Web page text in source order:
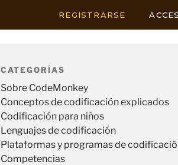
REGISTRARSE
CATEGORÍAS
Sobre CodeMonkey
Conceptos de codificación explicados
Codificación para niños
Lenguajes de codificación
Plataformas y programas de
Competencias